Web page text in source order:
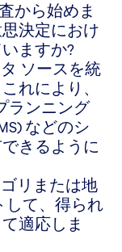
から始めま
決定におけ
ますか?
ソースを統
れにより、
ランニング
などのシ
きるように
リまたは地
して、得られ
適応しま